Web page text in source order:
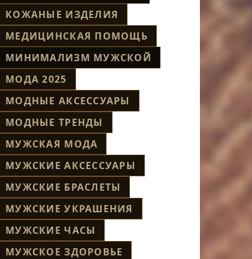
КОЖАНЫЕ ИЗДЕЛИЯ
МЕДИЦИНСКАЯ ПОМОЩЬ
МИНИМАЛИЗМ МУЖСКОЙ
МОДА 2025
МОДНЫЕ АКСЕССУАРЫ
МОДНЫЕ ТРЕНДЫ
МУЖСКАЯ МОДА
МУЖСКИЕ АКСЕССУАРЫ
МУЖСКИЕ БРАСЛЕТЫ
МУЖСКИЕ УКРАШЕНИЯ
МУЖСКИЕ ЧАСЫ
МУЖСКОЕ ЗДОРОВЬЕ